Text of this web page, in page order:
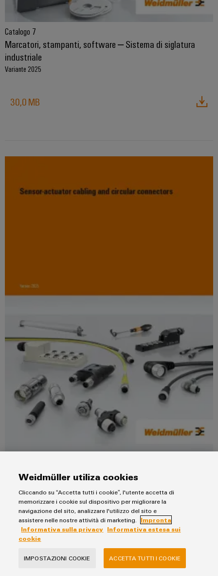
Catalogo 7
Marcatori, stampanti, software – Sistema di siglatura
industriale
Variante 2025
30,0 MB
Cavi sensori-attuatore e connettori circolari
51,0 MB
Weidmüller utiliza cookies
Cliccando su “Accetta tutti i cookie”, l'utente accetta di
memorizzare i cookie sul dispositivo per migliorare la
navigazione del sito, analizzare l'utilizzo del sito e
assistere nelle nostre attività di marketing.
Impronta
Informativa sulla privacy Informativa estesa sui
cookie
IMPOSTAZIONI COOKIE ACCETTA TUTTI I COOKIE